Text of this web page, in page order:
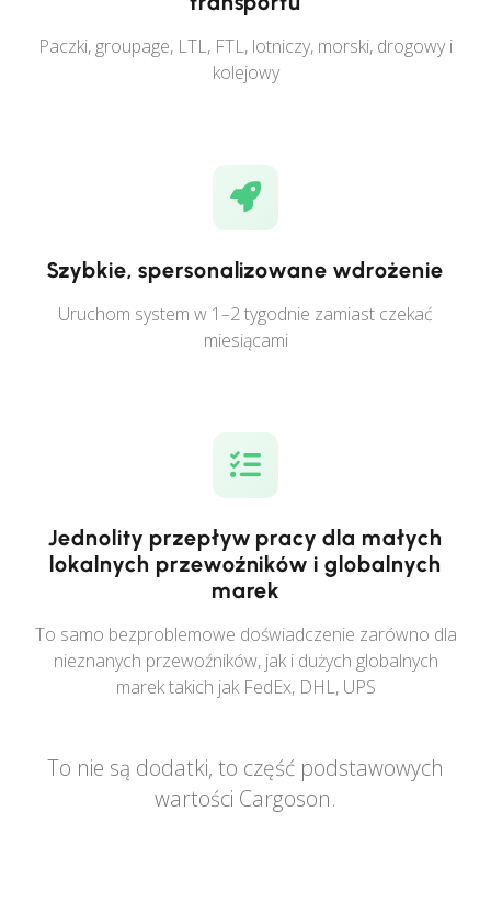
Paczki, groupage, LTL, FTL, lotniczy, morski, drogowy i
kolejowy
Szybkie, spersonalizowane wdrożenie
Uruchom system w 1–2 tygodnie zamiast czekać
miesiącami
Jednolity przepływ pracy dla małych
lokalnych przewoźników i globalnych
marek
To samo bezproblemowe doświadczenie zarówno dla
nieznanych przewoźników, jak i dużych globalnych
marek takich jak FedEx, DHL, UPS
To nie są dodatki, to część podstawowych
wartości Cargoson.